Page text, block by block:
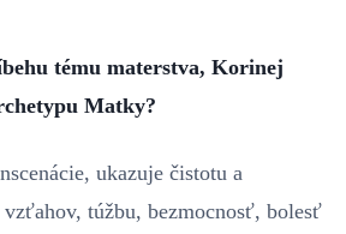
tému materstva, Korinej
Matky?
ukazuje čistotu a
túžbu, bezmocnosť, bolesť